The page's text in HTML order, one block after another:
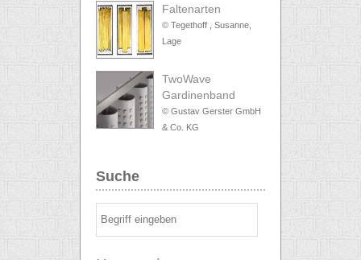
Faltenarten
© Tegethoff , Susanne,
Lage
TwoWave
Gardinenband
© Gustav Gerster GmbH
& Co. KG
Suche